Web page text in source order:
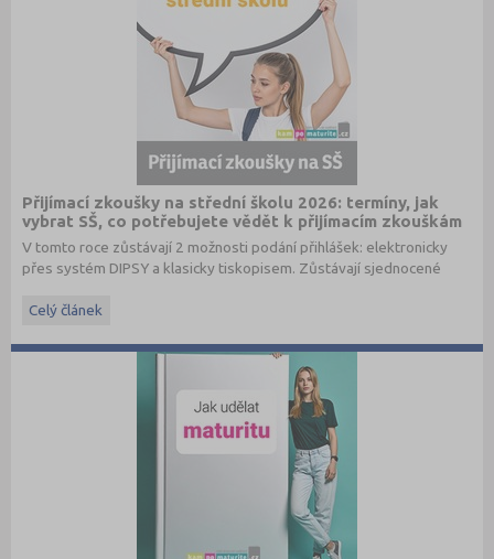
Přijímací zkoušky na střední školu 2026: termíny, jak
vybrat SŠ, co potřebujete vědět k přijímacím zkouškám
V tomto roce zůstávají 2 možnosti podání přihlášek: elektronicky
přes systém DIPSY a klasicky tiskopisem. Zůstávají sjednocené
zkoušky. Stále je možné podat až 3 přihlášky pro maturitní obory
zkouškou v 1. a 2. kole. V systému DIPSY jsou k dispozici informace
o počtech uchazečů a přihlášek v minulém roce, tyto informace
www.StredniSkoly.com
spolu s šancemi u maturitní zkoušky. Přihlášku podávají i zájemci o
studium v nematuritním oboru.
Celý článek